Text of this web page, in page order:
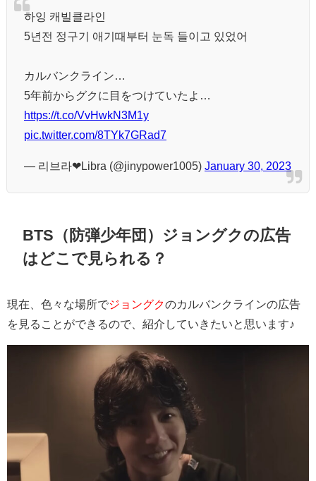
하잉 캐빌클라인
5년전 정구기 애기때부터 눈독 들이고 있었어
カルバンクライン…
5年前からグクに目をつけていたよ…
https://t.co/VvHwkN3M1y
pic.twitter.com/8TYk7GRad7
— 리브라❤︎Libra (@jinypower1005) January 30, 2023
BTS（防弾少年団）ジョングクの広告
はどこで見られる？
現在、色々な場所でジョングクのカルバンクラインの広告
を見ることができるので、紹介していきたいと思います♪